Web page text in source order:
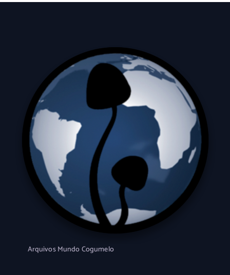
Arquivos Mundo Cogumelo